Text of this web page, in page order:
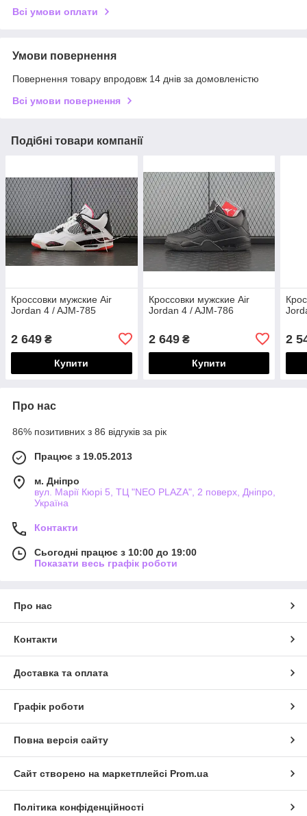
Всі умови оплати
Умови повернення
Повернення товару впродовж 14 днів за домовленістю
Всі умови повернення
Подібні товари компанії
Кроссовки мужские Air
Jordan 4 / AJM-785
2 649 ₴
Купити
Кроссовки мужские Air
Jordan 4 / AJM-786
2 649₴
Купити
2
Про нас
86% позитивних з 86 відгуків за рік
Працює з 19.05.2013
м. Дніпро
вул. Марії Кюрі 5, ТЦ "NEO PLAZA", 2 поверх, Дніпро,
Україна
Контакти
Сьогодні працює з 10:00 до 19:00
Показати весь графік роботи
Про нас
Контакти
Доставка та оплата
Графік роботи
Повна версія сайту
Сайт створено на маркетплейсі Prom.ua
Політика конфіденційності